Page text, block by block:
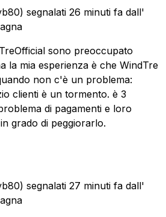
segnalati 26 minuti fa dall'
sono preoccupato
la mia esperienza è che WindTre
non c'è un problema:
clienti è un tormento. è 3
di pagamenti e loro
grado di peggiorarlo.
segnalati 27 minuti fa dall'